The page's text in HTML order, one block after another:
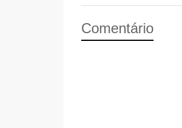
Comentário